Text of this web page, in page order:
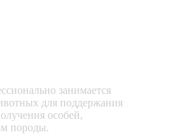
занимается
для поддержания
особей,
породы.